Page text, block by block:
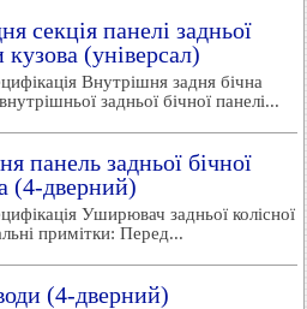
секція панелі задньої
кузова (універсал)
Внутрішня задня бічна
задньої бічної панелі...
панель задньої бічної
(4-дверний)
Уширювач задньої колісної
примітки: Перед...
(4-дверний)